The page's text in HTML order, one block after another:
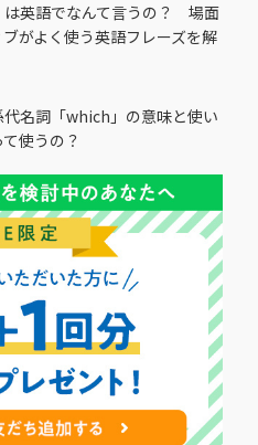
は英語でなんて言うの？ 場面
がよく使う英語フレーズを解
代名詞「which」の意味と使い
使うの？